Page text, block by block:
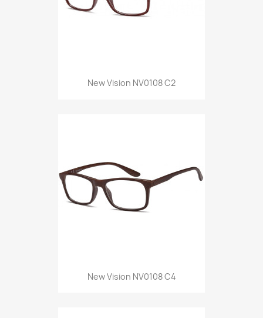
New Vision NV0108 C2
New Vision NV0108 C4